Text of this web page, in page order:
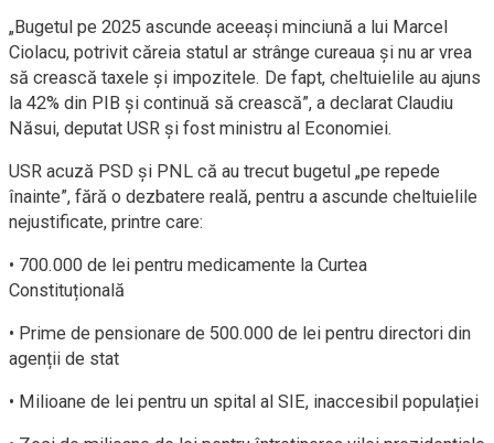
„Bugetul pe 2025 ascunde aceeași minciună a lui Marcel
Ciolacu, potrivit căreia statul ar strânge cureaua și nu ar vrea
să crească taxele și impozitele. De fapt, cheltuielile au ajuns
la 42% din PIB și continuă să crească”, a declarat Claudiu
Năsui, deputat USR și fost ministru al Economiei.
USR acuză PSD și PNL că au trecut bugetul „pe repede
înainte”, fără o dezbatere reală, pentru a ascunde cheltuielile
nejustificate, printre care:
• 700.000 de lei pentru medicamente la Curtea
Constituțională
• Prime de pensionare de 500.000 de lei pentru directori din
agenții de stat
• Milioane de lei pentru un spital al SIE, inaccesibil populației